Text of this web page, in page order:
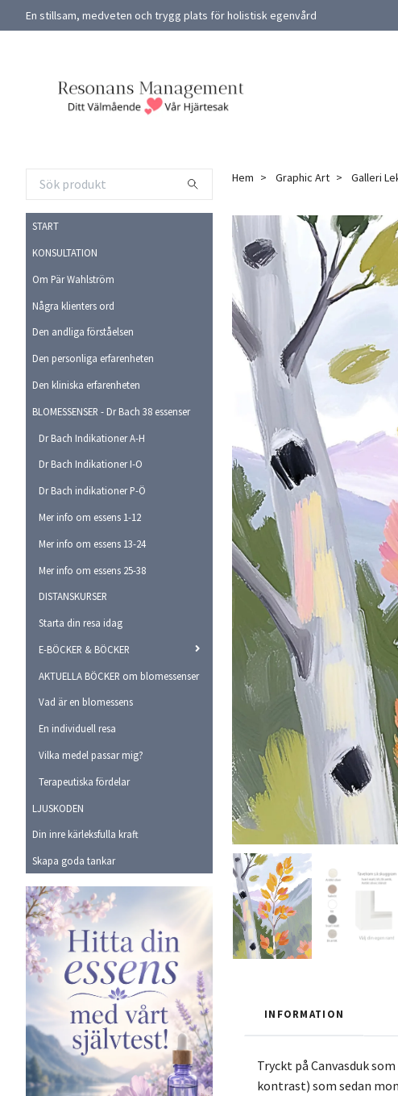
En stillsam, medveten och trygg plats för holistisk egenvård
START
KONSULTATION
Om Pär Wahlström
Några klienters ord
Den andliga förståelsen
Den personliga erfarenheten
Den kliniska erfarenheten
BLOMESSENSER - Dr Bach 38 essenser
Dr Bach Indikationer A-H
Dr Bach Indikationer I-O
Dr Bach indikationer P-Ö
Mer info om essens 1-12
Mer info om essens 13-24
Mer info om essens 25-38
DISTANSKURSER
Starta din resa idag
E-BÖCKER & BÖCKER
AKTUELLA BÖCKER om blomessenser
Vad är en blomessens
En individuell resa
Vilka medel passar mig?
Terapeutiska fördelar
LJUSKODEN
Din inre kärleksfulla kraft
Skapa goda tankar
Hem Graphic Art Galleri
INFORMATION
Tryckt på Canvasduk
kontrast) som sedan